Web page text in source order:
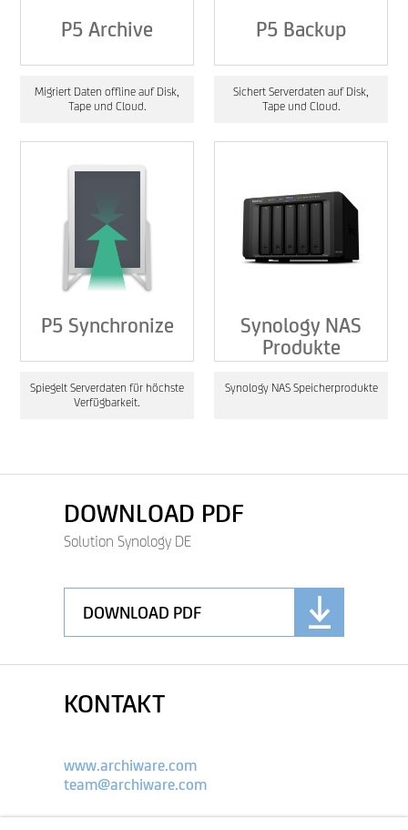
P5 Archive
Migriert Daten offline auf Disk,
Tape und Cloud.
P5 Backup
Sichert Serverdaten auf Disk,
Tape und Cloud.
P5 Synchronize
Spiegelt Serverdaten für höchste
Verfügbarkeit.
Synology NAS
Produkte
Synology NAS Speicherprodukte
DOWNLOAD PDF
Solution Synology DE
DOWNLOAD PDF
KONTAKT
www.archiware.com
team@archiware.com